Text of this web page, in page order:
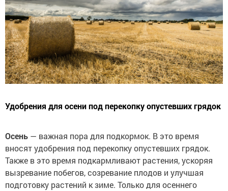
Удобрения для осени под перекопку опустевших грядок
Осень — важная пора для подкормок. В это время
вносят удобрения под перекопку опустевших грядок.
Также в это время подкармливают растения, ускоряя
вызревание побегов, созревание плодов и улучшая
подготовку растений к зиме. Только для осеннего